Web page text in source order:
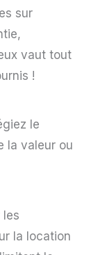
sur
vaut tout
!
le
la valeur ou
les
la location